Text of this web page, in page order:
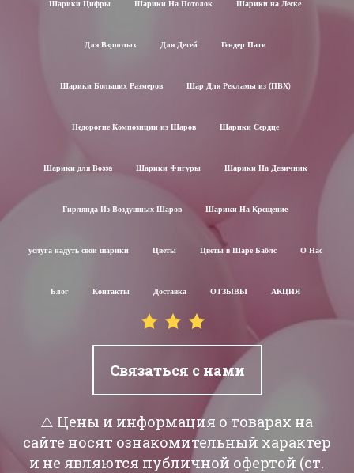
Шарики Цифры Шарики На Потолок Шарики на Леске
Для Взрослых Для Детей Гендер Пати
Шарики Больших Размеров Шар Для Рекламы из (ПВХ)
Недорогие Композиции из Шаров Шарики Сердце
Шарики для Воssa Шарики Фигуры Шарики На Девичник
Гирлянда Из Воздушных Шаров Шарики На Крещение
услуга надуть свои шарики Цветы Цветы в Шаре Баблс О Нас
Блог Контакты Доставка ОТЗЫВЫ АКЦИЯ
Связаться с нами
⚠️ Цены и информация о товарах на
сайте носят ознакомительный характер
и не являются публичной офертой (ст.